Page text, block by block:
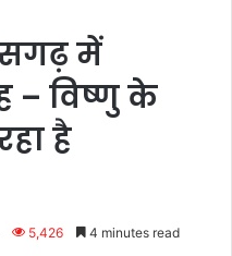
में
– विष्णु के
है
5,426 4 minutes read